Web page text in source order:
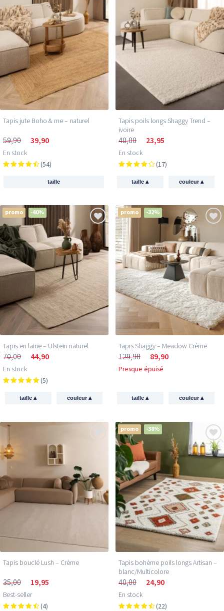
Tapis jute Boho & me – naturel
59,90 39,90
En stock
(54)
taille
Tapis poils longs Shaggy Trend –
ivoire
40,00 23,95
En stock
(17)
taille▴ couleur▴
promo -40%
Tapis en laine – Ulstein naturel
70,00 44,90
En stock
(5)
taille▴ couleur▴
promo -32%
Tapis Shaggy – Meadow Crème
129,90 89,90
Presque épuisé
taille▴ couleur▴
Tapis bouclé Lush – Crème
35,00 19,95
Best-seller
(4)
promo -38%
Tapis bohème poils longs Artisan –
blanc/Multicolore
40,00 24,90
En stock
(22)